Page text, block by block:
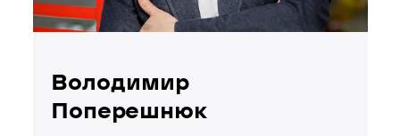
Володимир
Поперешнюк